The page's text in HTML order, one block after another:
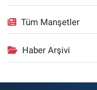
Tüm Manşetler
Haber Arşivi